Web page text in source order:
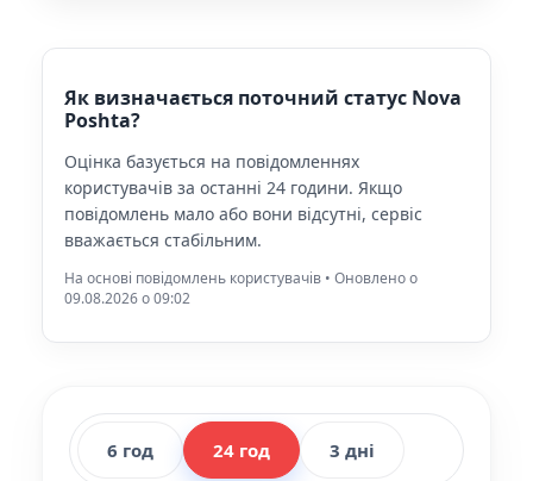
Як визначається поточний статус Nova
Poshta?
Оцінка базується на повідомленнях
користувачів за останні 24 години. Якщо
повідомлень мало або вони відсутні, сервіс
вважається стабільним.
На основі повідомлень користувачів • Оновлено о
09.08.2026 o 09:02
6 год 24 год 3 дні